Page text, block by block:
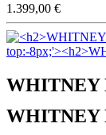
1.399,00 €
WHITNEY
WHITNEY